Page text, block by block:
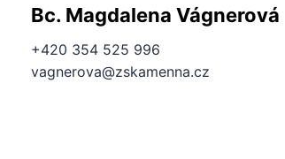
Bc. Magdalena Vágnerová
+420 354 525 996
vagnerova@zskamenna.cz